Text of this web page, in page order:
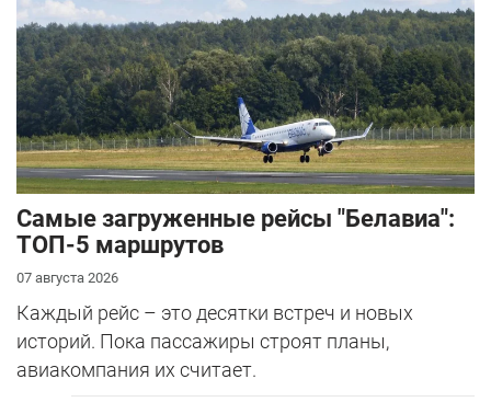
Самые загруженные рейсы "Белавиа":
ТОП-5 маршрутов
07 августа 2026
Каждый рейс – это десятки встреч и новых
историй. Пока пассажиры строят планы,
авиакомпания их считает.